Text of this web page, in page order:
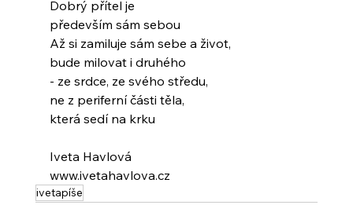
Dobrý přítel je
především sám sebou
Až si zamiluje sám sebe a život,
bude milovat i druhého
- ze srdce, ze svého středu,
ne z periferní části těla,
která sedí na krku
Iveta Havlová
www.ivetahavlova.cz
ivetapíše